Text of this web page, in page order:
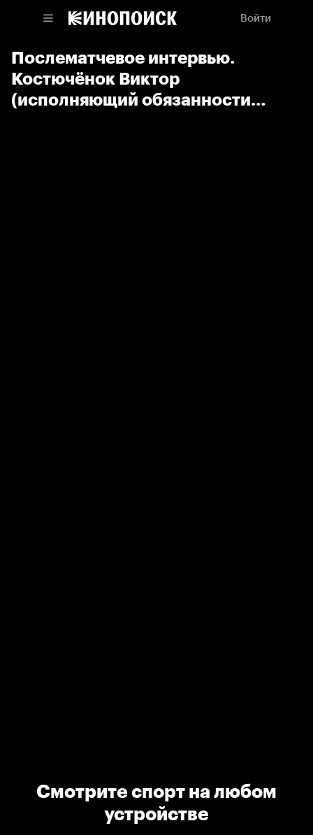
Войти
Послематчевое интервью.
Костючёнок Виктор
(исполняющий обязанности
Смотрите спорт на любом
устройстве